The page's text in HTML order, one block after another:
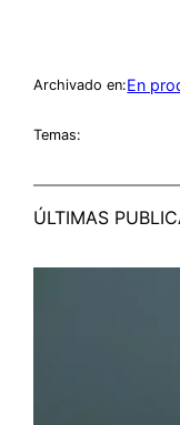
Archivado en:En
Temas:
ÚLTIMAS